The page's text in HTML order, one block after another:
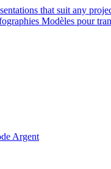
that suit any
Modèles pour
Argent